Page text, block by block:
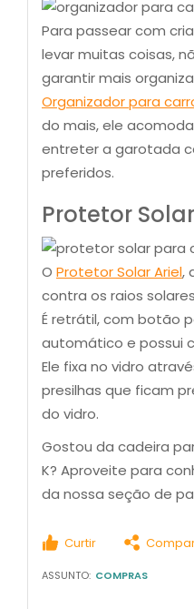
Para passear com
levar muitas coisas,
garantir mais
Organizador para
do mais, ele
entreter a garotada
preferidos.
Protetor
O Protetor Solar Ariel,
contra os raios
É retrátil, com botão
automático e possui
Ele fixa no vidro
presilhas que ficam
do vidro.
Gostou da cadeira
K? Aproveite para
da nossa seção de
Curtir
ASSUNTO: COMPRAS